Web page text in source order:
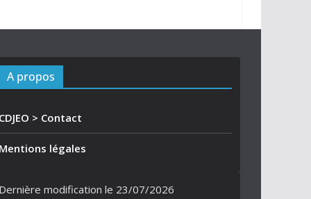
A propos
CDJEO > Contact
Mentions légales
Dernière modification le 23/07/2026